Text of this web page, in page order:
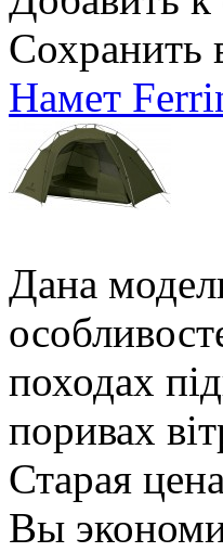
Сохранить
Намет
Дана
походах
поривах
Старая
Вы